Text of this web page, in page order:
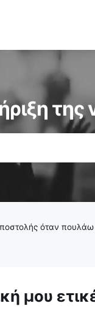
της
όταν πουλάω
μου